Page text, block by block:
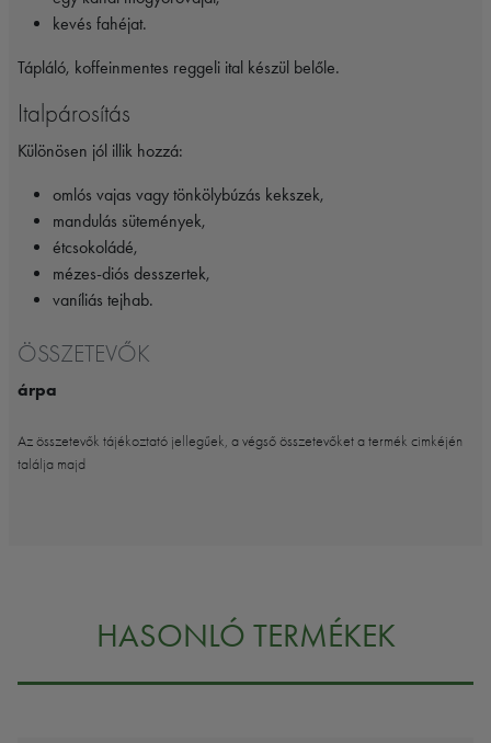
kevés fahéjat.
Tápláló, koffeinmentes reggeli ital készül belőle.
Italpárosítás
Különösen jól illik hozzá:
omlós vajas vagy tönkölybúzás kekszek,
mandulás sütemények,
étcsokoládé,
mézes-diós desszertek,
vaníliás tejhab.
ÖSSZETEVŐK
árpa
Az összetevők tájékoztató jellegűek, a végső összetevőket a termék cimkéjén
találja majd
HASONLÓ TERMÉKEK